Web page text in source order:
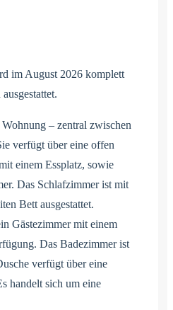
im August 2026 komplett
Wohnung – zentral zwischen
verfügt über eine offen
einem Essplatz, sowie
Das Schlafzimmer ist mit
Bett ausgestattet.
Gästezimmer mit einem
Das Badezimmer ist
verfügt über eine
handelt sich um eine